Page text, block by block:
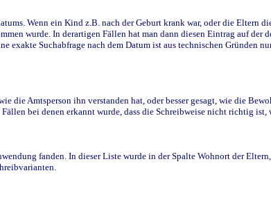
Wenn ein Kind z.B. nach der Geburt krank war, oder die Eltern
wurde. In derartigen Fällen hat man dann diesen Eintrag auf der
Suchabfrage nach dem Datum ist aus technischen Gründen
Amtsperson ihn verstanden hat, oder besser gesagt, wie die
bei denen erkannt wurde, dass die Schreibweise nicht richtig ist,
fanden. In dieser Liste wurde in der Spalte Wohnort der